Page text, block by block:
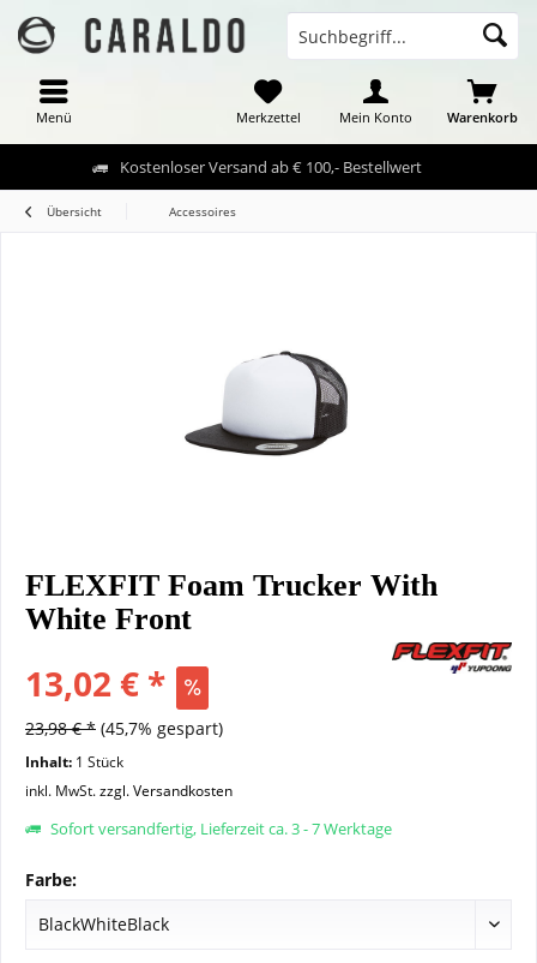
Kostenloser Versand ab € 100,- Bestellwert
Menü Warenkorb
Merkzettel Mein Konto
Übersicht Accessoires
FLEXFIT Foam Trucker With
White Front
13,02 € *
23,98 € * (45,7% gespart)
Inhalt: 1 Stück
inkl. MwSt.zzgl. Versandkosten
Sofort versandfertig, Lieferzeit ca. 3 - 7 Werktage
Farbe: